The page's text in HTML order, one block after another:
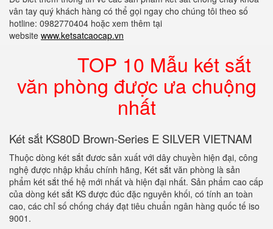
vân tay quý khách hàng có thể gọi ngay cho chúng tôi theo số
hotline: 0982770404 hoặc xem thêm tại
website www.ketsatcaocap.vn
TOP 10 Mẫu két sắt
văn phòng được ưa chuộng
nhất
Két sắt KS80D Brown-Series E SILVER VIETNAM
Thuộc dòng két sắt đươc sản xuất với dây chuyền hiện đại, công
nghệ được nhập khẩu chính hãng, Két sắt văn phòng là sản
phẩm két sắt thế hệ mới nhất và hiện đại nhất. Sản phẩm cao cấp
của dòng két sắt KS được đúc đặc nguyên khối, có tính an toàn
cao, các chỉ số chống cháy đạt tiêu chuẩn ngân hàng quốc tế iso
9001.